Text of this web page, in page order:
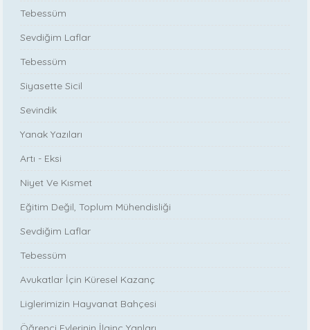
Tebessüm
Sevdiğim Laflar
Tebessüm
Siyasette Sicil
Sevindik
Yanak Yazıları
Artı - Eksi
Niyet Ve Kısmet
Eğitim Değil, Toplum Mühendisliği
Sevdiğim Laflar
Tebessüm
Avukatlar İçin Küresel Kazanç
Liglerimizin Hayvanat Bahçesi